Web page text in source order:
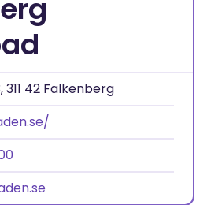
42 Falkenberg